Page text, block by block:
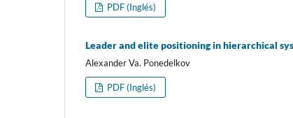
PDF (Inglés)
Leader and elite positioning in hierarchical
Alexander Va. Ponedelkov
PDF (Inglés)